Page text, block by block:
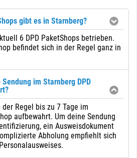
gibt es in Starnberg?
6 DPD PaketShops betrieben.
befindet sich in der Regel ganz in
im Starnberg DPD
Regel bis zu 7 Tage im
aufbewahrt. Um deine Sendung
ein Ausweisdokument
Abholung empfiehlt sich